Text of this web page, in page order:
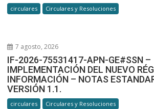
circulares Circulares y Resoluciones
7 agosto, 2026
IF-2026-75531417-APN-GE#SSN –
IMPLEMENTACIÓN DEL NUEVO
INFORMACIÓN – NOTAS
VERSIÓN 1.1.
circulares Circulares y Resoluciones